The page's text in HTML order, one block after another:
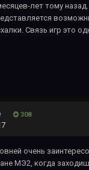
лет тому
Связь игр это
308
очень
МЭ2, когда